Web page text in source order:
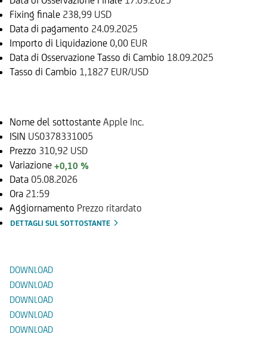
Fixing finale 238,99 USD
Data di pagamento 24.09.2025
Importo di Liquidazione 0,00 EUR
Data di Osservazione Tasso di Cambio 18.09.2025
Tasso di Cambio 1,1827 EUR/USD
Nome del sottostante Apple Inc.
ISIN US0378331005
Prezzo 310,92 USD
Variazione +0,10 %
Data 05.08.2026
Ora 21:59
Aggiornamento Prezzo ritardato
DETTAGLI SUL SOTTOSTANTE
DOWNLOAD
DOWNLOAD
DOWNLOAD
DOWNLOAD
DOWNLOAD